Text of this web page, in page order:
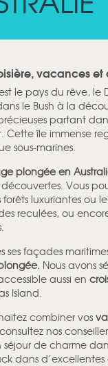
vacances
est le pays du rêve,
le Bush à la
partant
Cette île immense
sous-marines.
plongée en
Vous
forêts luxuriantes ou
reculées, ou
ses façades
Nous avons
aussi en
Island.
combiner vos
nos
séjour de charme
dans